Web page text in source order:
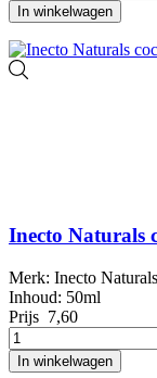
In winkelwagen
Inecto Naturals
Merk: Inecto Naturals
Inhoud: 50ml
Prijs 7,60
In winkelwagen